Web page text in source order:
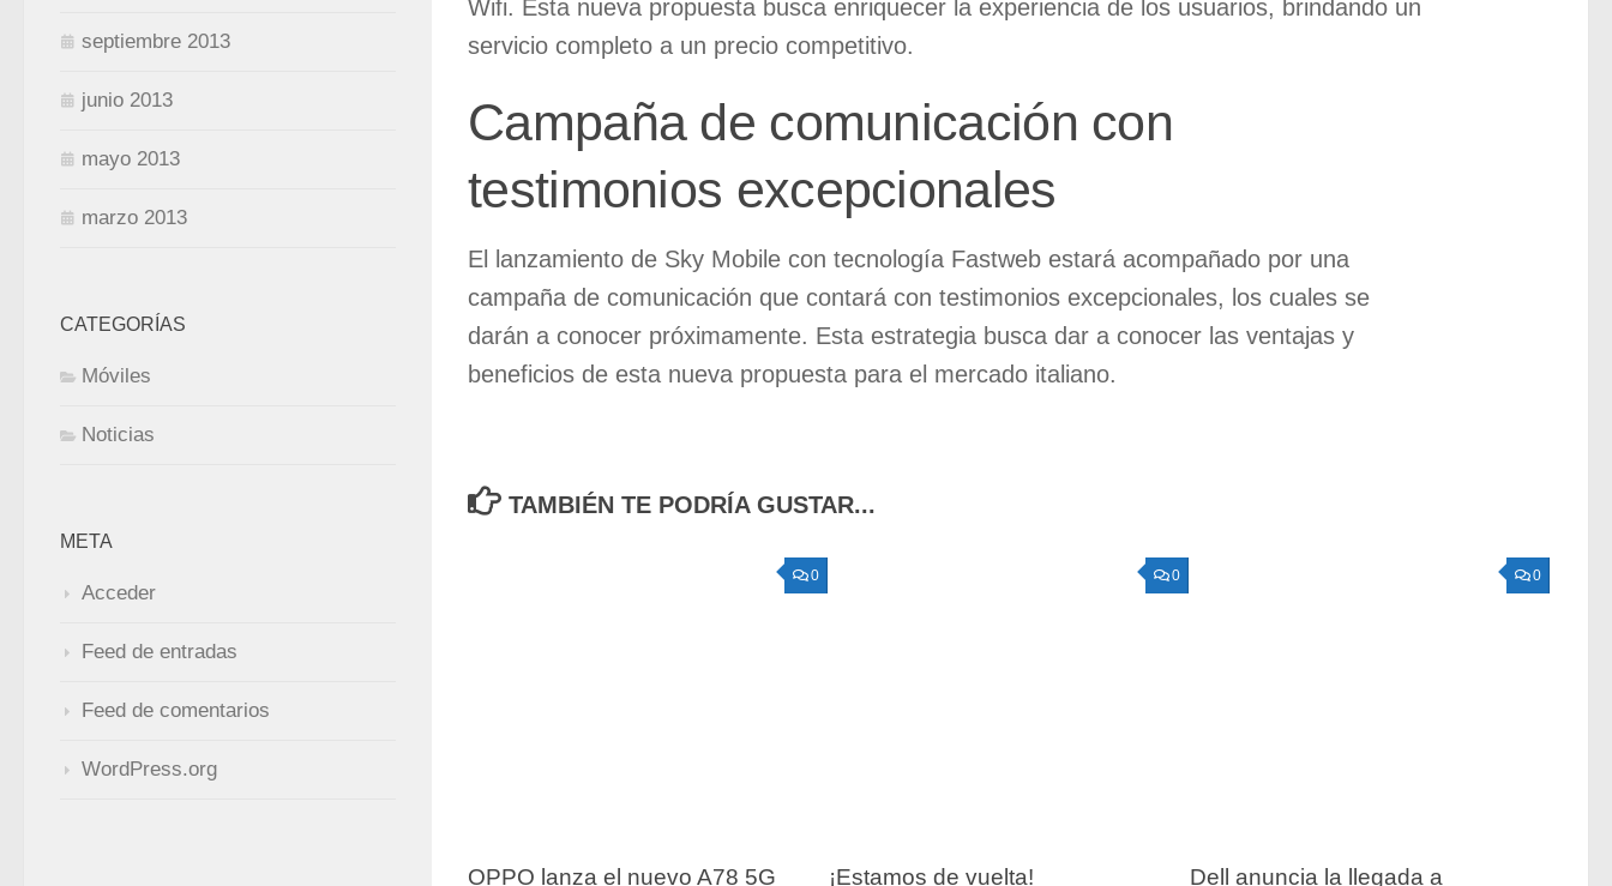
Wifi. Esta nueva propuesta busca enriquecer la experiencia de los usuarios, brindando un
servicio completo a un precio competitivo.
Campaña de comunicación con
testimonios excepcionales
El lanzamiento de Sky Mobile con tecnología Fastweb estará acompañado por una
campaña de comunicación que contará con testimonios excepcionales, los cuales se
darán a conocer próximamente. Esta estrategia busca dar a conocer las ventajas y
beneficios de esta nueva propuesta para el mercado italiano.
TAMBIÉN TE PODRÍA GUSTAR...
0
OPPO lanza el nuevo A78 5G
0
¡Estamos de vuelta!
0
Dell anuncia la llegada a
septiembre 2013
junio 2013
mayo 2013
marzo 2013
CATEGORÍAS
Móviles
Noticias
META
Acceder
Feed de entradas
Feed de comentarios
WordPress.org